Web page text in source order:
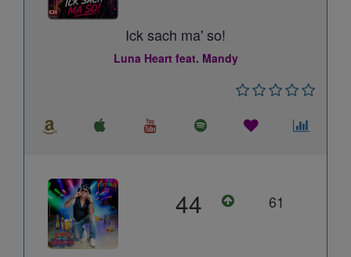
Ick sach ma' so!
Luna Heart feat. Mandy
44 61